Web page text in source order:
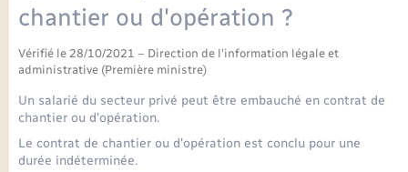
Sécurité - Prévention
Plan interactif
La Communauté de communes
chantier ou d'opération ?
Vérifié le 28/10/2021 – Direction de l'information légale et
administrative (Première ministre)
Un salarié du secteur privé peut être embauché en contrat de
chantier ou d'opération.
Le contrat de chantier ou d'opération est conclu pour une
durée indéterminée.